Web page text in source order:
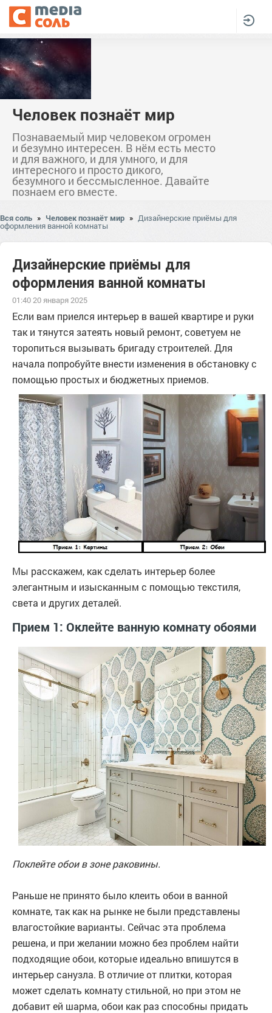
Человек познаёт мир
Познаваемый мир человеком огромен
и безумно интересен. В нём есть место
и для важного, и для умного, и для
интересного и просто дикого,
безумного и бессмысленное. Давайте
познаем его вместе.
Вся соль » Человек познаёт мир » Дизайнерские приёмы для
оформления ванной комнаты
Дизайнерские приёмы для
оформления ванной комнаты
01:40 20 января 2025
Если вам приелся интерьер в вашей квартире и руки
так и тянутся затеять новый ремонт, советуем не
торопиться вызывать бригаду строителей. Для
начала попробуйте внести изменения в обстановку с
помощью простых и бюджетных приемов.
Мы расскажем, как сделать интерьер более
элегантным и изысканным с помощью текстиля,
света и других деталей.
Прием 1: Оклейте ванную комнату обоями
Поклейте обои в зоне раковины.
Раньше не принято было клеить обои в ванной
комнате, так как на рынке не были представлены
влагостойкие варианты. Сейчас эта проблема
решена, и при желании можно без проблем найти
подходящие обои, которые идеально впишутся в
интерьер санузла. В отличие от плитки, которая
может сделать комнату стильной, но при этом не
добавит ей шарма, обои как раз способны придать